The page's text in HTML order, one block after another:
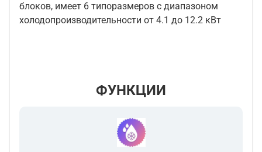
блоков, имеет 6 типоразмеров с диапазоном
холодопроизводительности от 4.1 до 12.2 кВт
ФУНКЦИИ